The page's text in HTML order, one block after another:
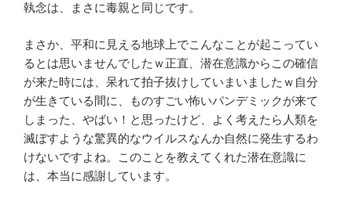
執念は、まさに毒親と同じです。
まさか、平和に見える地球上でこんなことが起こってい
るとは思いませんでしたｗ正直、潜在意識からこの確信
が来た時には、呆れて拍子抜けしていまいましたｗ自分
が生きている間に、ものすごい怖いパンデミックが来て
しまった、やばい！と思ったけど、よく考えたら人類を
滅ぼすような驚異的なウイルスなんか自然に発生するわ
けないですよね。このことを教えてくれた潜在意識に
は、本当に感謝しています。